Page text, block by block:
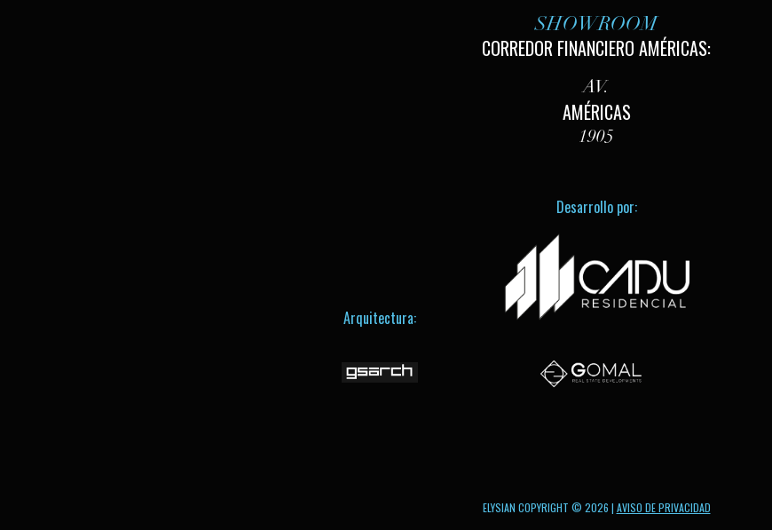
SHOWROOM
CORREDOR FINANCIERO AMÉRICAS:
AV.
AMÉRICAS
1905
Arquitectura:
Desarrollo por:
ELYSIAN COPYRIGHT © 2026 | AVISO DE PRIVACIDAD